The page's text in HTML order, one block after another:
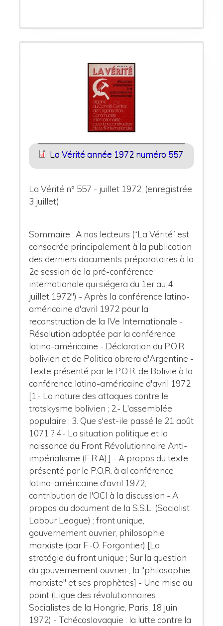
La Vérité année 1972 numéro 557
La Vérité n° 557 - juillet 1972, (enregistrée
3 juillet)
Sommaire : A nos lecteurs (“La Vérité” est
consacrée principalement à la publication
des derniers documents préparatoires à la
2e session de la pré-conférence
internationale qui siégera du 1er au 4
juillet 1972") - Après la conférence latino-
américaine d'avril 1972 pour la
reconstruction de la IVe Internationale -
Résolution adoptée par la conférence
latino-américaine - Déclaration du P.O.R.
bolivien et de Politica obrera d'Argentine -
Texte présenté par le P.O.R. de Bolivie à la
conférence latino-américaine d'avril 1972
[1.- La nature des attaques contre le
trotskysme bolivien ; 2.- L'assemblée
populaire ; 3. Que s'est-ile passé le 21 août
1071 ? 4.- La situation politique et la
naissance du Front Révolutionnaire Anti-
impérialisme (F.R.A).] - A propos du texte
présenté par le P.O.R. à al conférence
latino-américaine d'avril 1972,
contribution de l'OCI à la discussion - A
propos du document de la S.S.L. (Socialist
Labour League) : front unique,
gouvernement ouvrier, philosophie
marxiste (par F.-O. Forgontier) [La
stratégie du front unique ; Sur la question
du gouvernement ouvrier ; la "philosophie
marxiste" et ses prophètes] - Une mise au
point (Ligue des révolutionnaires
Socialistes de la Hongrie, Paris, 18 juin
1972) - Tchécoslovaquie : la lutte contre la